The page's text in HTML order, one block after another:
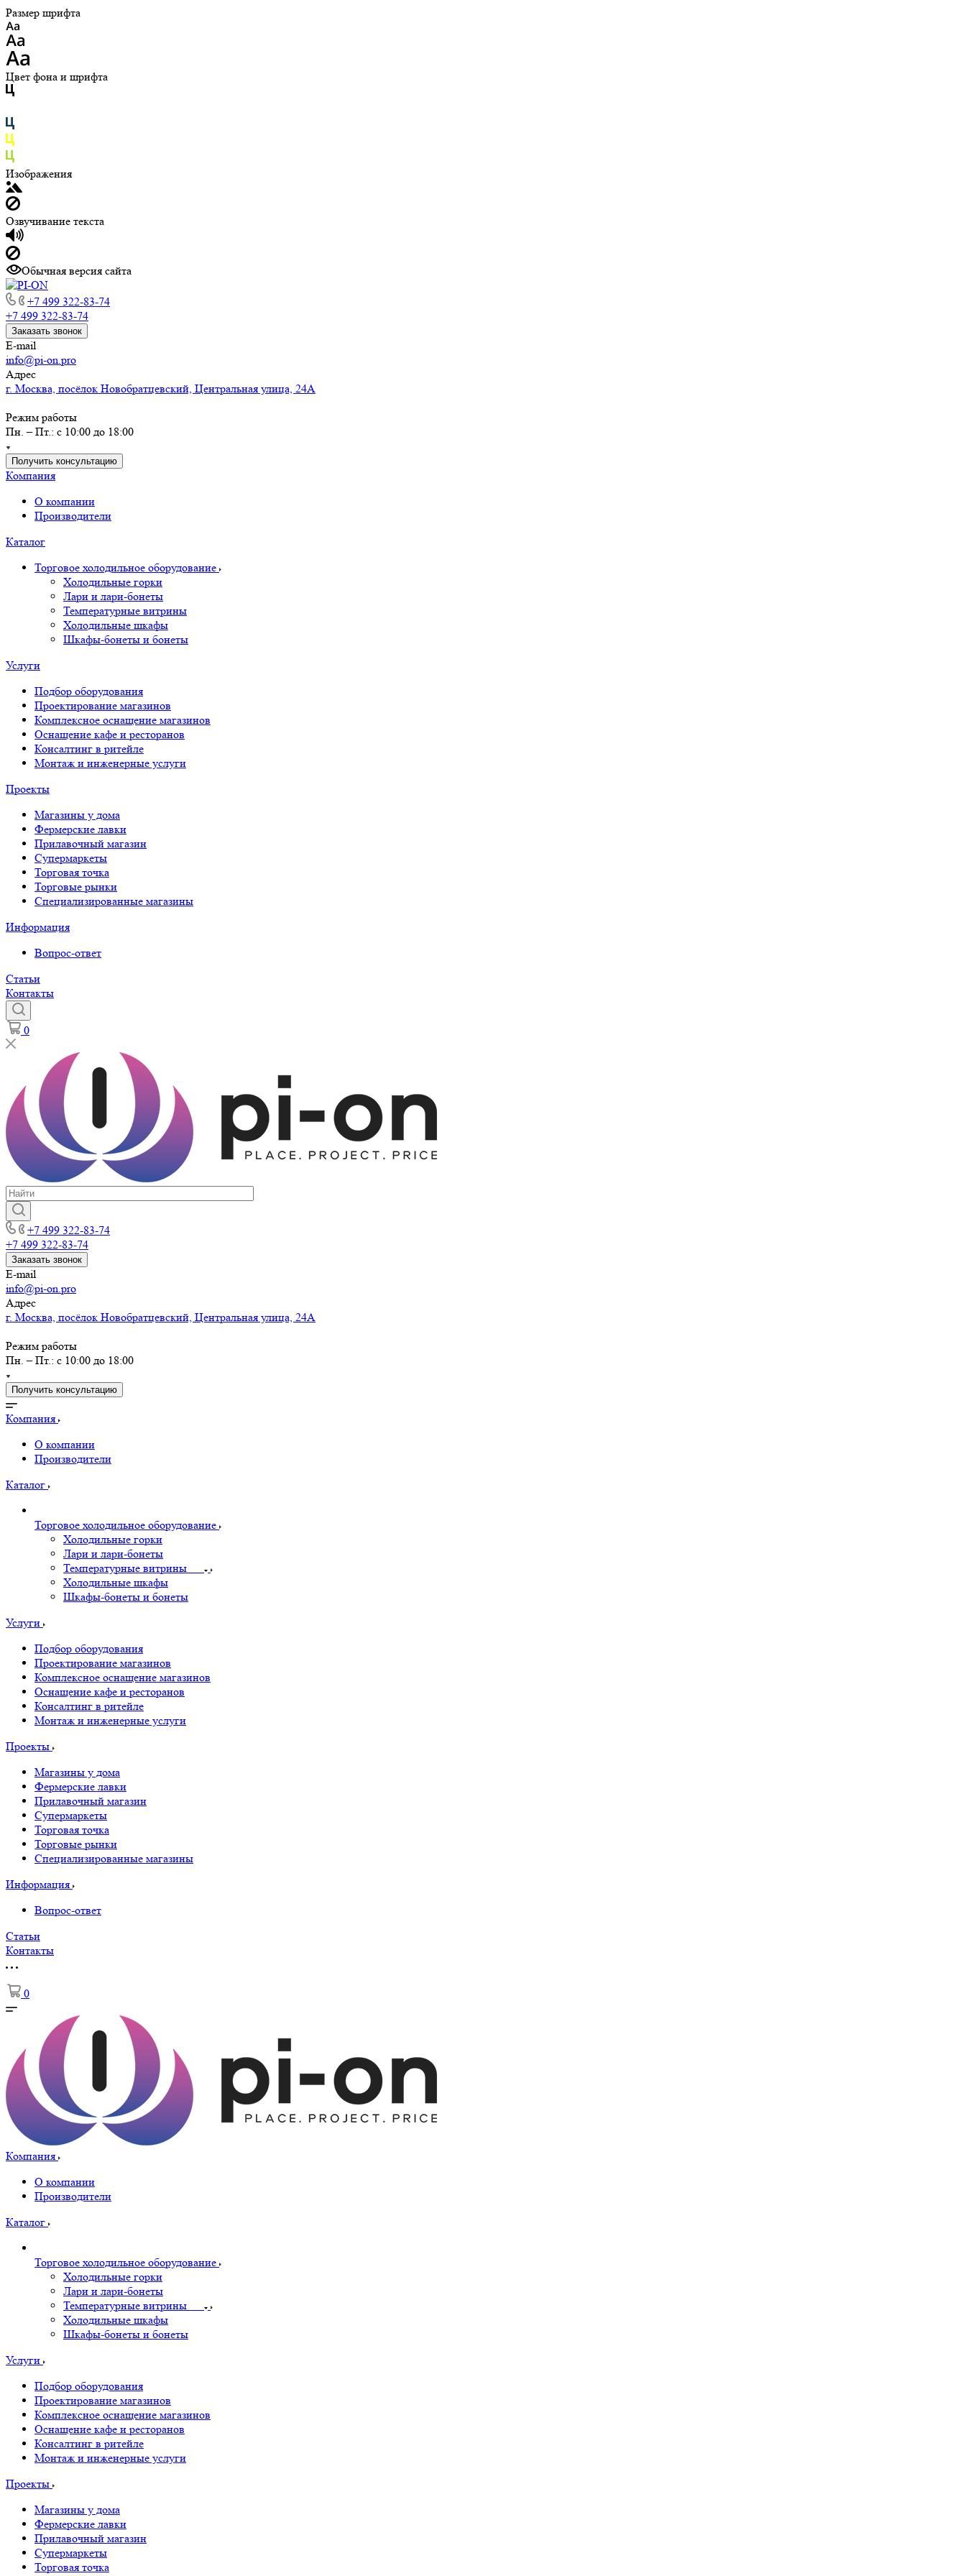
Размер шрифта
Цвет фона и шрифта
Изображения
Озвучивание текста
Обычная версия сайта
+7 499 322-83-74
+7 499 322-83-74
Заказать звонок
E-mail
info@pi-on.pro
Адрес
г. Москва, посёлок Новобратцевский, Центральная улица, 24А
Режим работы
Пн. – Пт.: с 10:00 до 18:00
Получить консультацию
Компания
О компании
Производители
Каталог
Торговое холодильное оборудование
Холодильные горки
Лари и лари-бонеты
Температурные витрины
Холодильные шкафы
Шкафы-бонеты и бонеты
Услуги
Подбор оборудования
Проектирование магазинов
Комплексное оснащение магазинов
Оснащение кафе и ресторанов
Консалтинг в ритейле
Монтаж и инженерные услуги
Проекты
Магазины у дома
Фермерские лавки
Прилавочный магазин
Супермаркеты
Торговая точка
Торговые рынки
Специализированные магазины
Информация
Вопрос-ответ
Статьи
Контакты
0
+7 499 322-83-74
+7 499 322-83-74
Заказать звонок
E-mail
info@pi-on.pro
Адрес
г. Москва, посёлок Новобратцевский, Центральная улица, 24А
Режим работы
Пн. – Пт.: с 10:00 до 18:00
Получить консультацию
Компания
О компании
Производители
Каталог
Торговое холодильное оборудование
Холодильные горки
Лари и лари-бонеты
Температурные витрины
Холодильные шкафы
Шкафы-бонеты и бонеты
Услуги
Подбор оборудования
Проектирование магазинов
Комплексное оснащение магазинов
Оснащение кафе и ресторанов
Консалтинг в ритейле
Монтаж и инженерные услуги
Проекты
Магазины у дома
Фермерские лавки
Прилавочный магазин
Супермаркеты
Торговая точка
Торговые рынки
Специализированные магазины
Информация
Вопрос-ответ
Статьи
Контакты
0
Компания
О компании
Производители
Каталог
Торговое холодильное оборудование
Холодильные горки
Лари и лари-бонеты
Температурные витрины
Холодильные шкафы
Шкафы-бонеты и бонеты
Услуги
Подбор оборудования
Проектирование магазинов
Комплексное оснащение магазинов
Оснащение кафе и ресторанов
Консалтинг в ритейле
Монтаж и инженерные услуги
Проекты
Магазины у дома
Фермерские лавки
Прилавочный магазин
Супермаркеты
Торговая точка